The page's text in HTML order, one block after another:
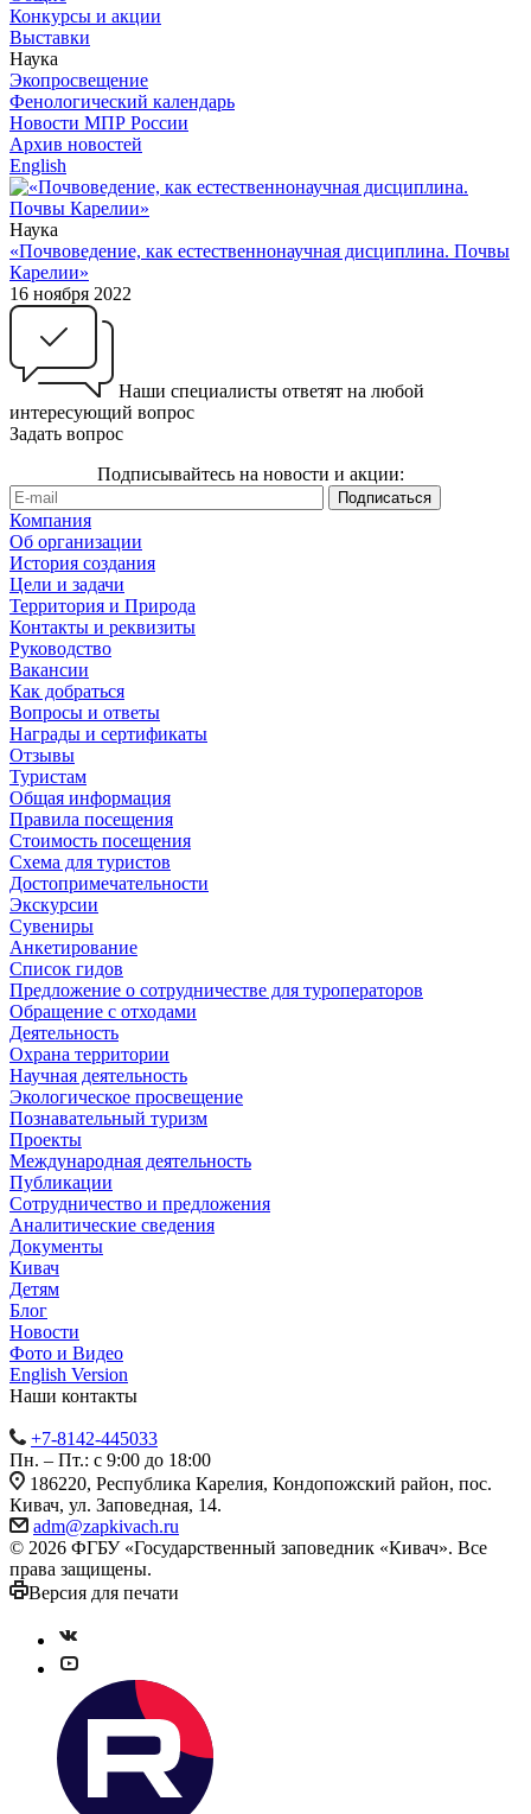
Конкурсы и акции
Выставки
Наука
Экопросвещение
Фенологический календарь
Новости МПР России
Архив новостей
English
Наука
«Почвоведение, как естественнонаучная дисциплина. Почвы
Карелии»
16 ноября 2022
Наши специалисты ответят на любой
интересующий вопрос
Задать вопрос
Подписывайтесь на новости и акции:
Компания
Об организации
История создания
Цели и задачи
Территория и Природа
Контакты и реквизиты
Руководство
Вакансии
Как добраться
Вопросы и ответы
Награды и сертификаты
Отзывы
Туристам
Общая информация
Правила посещения
Стоимость посещения
Схема для туристов
Достопримечательности
Экскурсии
Сувениры
Анкетирование
Список гидов
Предложение о сотрудничестве для туроператоров
Обращение с отходами
Деятельность
Охрана территории
Научная деятельность
Экологическое просвещение
Познавательный туризм
Проекты
Международная деятельность
Публикации
Сотрудничество и предложения
Аналитические сведения
Документы
Кивач
Детям
Блог
Новости
Фото и Видео
English Version
Наши контакты
+7-8142-445033
Пн. – Пт.: с 9:00 до 18:00
186220, Республика Карелия, Кондопожский район, пос.
Кивач, ул. Заповедная, 14.
adm@zapkivach.ru
© 2026 ФГБУ «Государственный заповедник «Кивач». Все
права защищены.
Версия для печати